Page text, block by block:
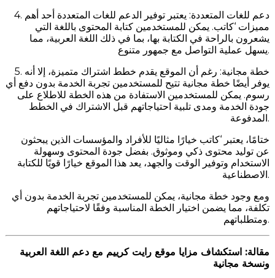
4. دعم للغات المتعددة: يعتبر توفير الدعم للغات المتعددة أحد أهم
مميزات ‘كاتب. يمكن للمستخدمين كتابة المحتوى باللغة التي
يشعرون بالراحة في الكتابة بها، بما في ذلك اللغة العربية، مما
يسهل عملية التواصل مع جمهور متنوع.
5. خطة مجانية: رغم أن الموقع يقدم خطط اشتراك متميزة، إلا أنه
يوفر أيضًا خطة مجانية تتيح للمستخدمين تجربة الخدمة بدون دفع أي
رسوم. يمكن للمستخدمين الاستفادة من هذه الخطة للاطلاع على
جودة الخدمة ومدى تلبية احتياجاتهم قبل الاشتراك في الخطط
المدفوعة.
ختامًا، يعتبر ‘كاتب خيارًا مثاليًا للأفراد والمؤسسات الذين يبحثون
عن توليد محتوى ذكي وموثوق. بفضل جودة المحتوى وسهولة
الاستخدام وتوفير الوقت والجهد، يعد هذا الموقع خيارًا قويًا للكتابة
الاصطناعية.
ومع وجود خطة مجانية، يمكن للمستخدمين تجربة الخدمة بدون أي
تكلفة، مما يضمن اختيار الخطة المناسبة وفقًا لاحتياجاتهم
ومتطلباتهم.
مقالة: استكشاف مزايا موقع رايت كرييم مع دعم اللغة العربية
ونسخة مجانية